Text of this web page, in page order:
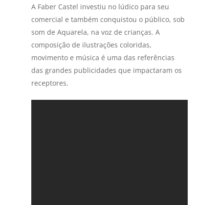
A Faber Castel investiu no lúdico para seu
comercial e também conquistou o público, sob
som de Aquarela, na voz de crianças. A
composição de ilustrações coloridas,
movimento e música é uma das referências
das grandes publicidades que impactaram os
receptores.